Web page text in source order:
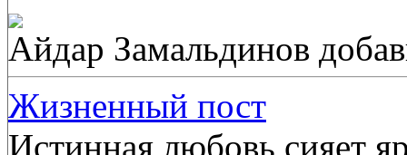
Айдар Замальдинов
Жизненный пост
Истинная любовь сияет